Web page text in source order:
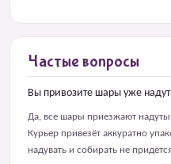
Частые вопросы
Вы привозите шары уже
Да, все шары приезжают
Курьер привезёт аккуратно
надувать и собирать не